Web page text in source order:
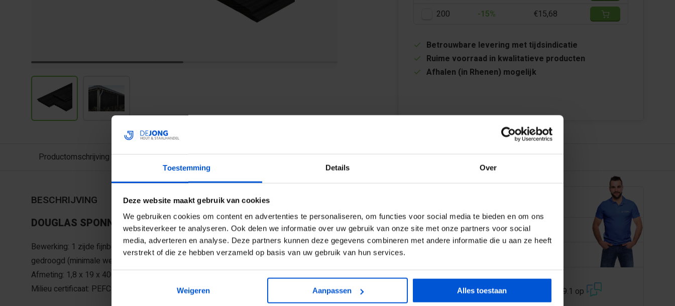
Toestemming Details Over
Deze website maakt gebruik van cookies
We gebruiken cookies om content en advertenties te personaliseren, om functies voor social media te bieden en om ons
websiteverkeer te analyseren. Ook delen we informatie over uw gebruik van onze site met onze partners voor social
media, adverteren en analyse. Deze partners kunnen deze gegevens combineren met andere informatie die u aan ze heeft
verstrekt of die ze hebben verzameld op basis van uw gebruik van hun services.
Weigeren Aanpassen Alles toestaan
200
-15% €15,68
Betrouwbare levering met tijdsindicatie
Ruime voorraad in kwalitatieve producten
Afhalen (in Rhenen) mogelijk
Productomschrijving
BESCHRIJVING
DOUGLAS SPONNINGPLANKEN - ZWART GESPOTEN
Bewerking: 1 zijde fijnbezaagd, 1 zijde glad geschaafd, voorzien van veilingkantjes - KD
gedroogd (minimale werking) - 2 x dekkend zwart gespoten
Afmeting: 1,8 x 19 x 400 cm (werkende breedte 17 cm)
Milieu certificaat: PEFC
0317 358 228
3194 klanten geven ons een 9.1 op